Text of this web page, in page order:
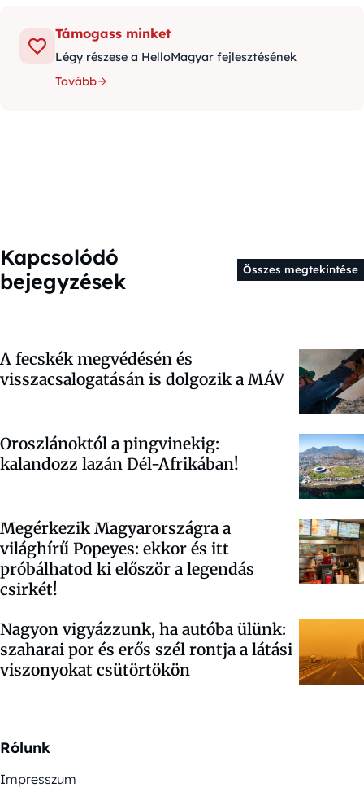
Támogass minket
Légy részese a HelloMagyar fejlesztésének
Tovább
Kapcsolódó
bejegyzések
Összes megtekintése
A fecskék megvédésén és
visszacsalogatásán is dolgozik a MÁV
Oroszlánoktól a pingvinekig:
kalandozz lazán Dél-Afrikában!
Megérkezik Magyarországra a
világhírű Popeyes: ekkor és itt
próbálhatod ki először a legendás
csirkét!
Nagyon vigyázzunk, ha autóba ülünk:
szaharai por és erős szél rontja a látási
viszonyokat csütörtökön
Rólunk
Impresszum